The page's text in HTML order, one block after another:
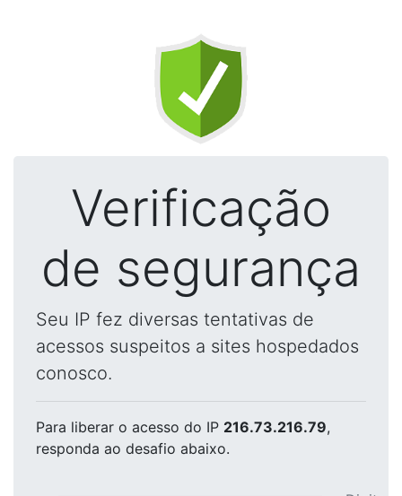
Verificação
de segurança
Seu IP fez diversas tentativas de
acessos suspeitos a sites hospedados
conosco.
Para liberar o acesso do IP 216.73.216.79,
responda ao desafio abaixo.